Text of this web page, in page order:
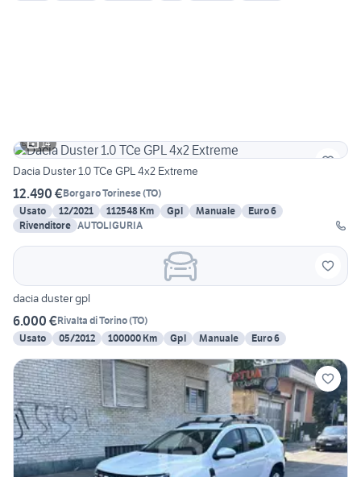
14
Dacia Duster 1.0 TCe GPL 4x2 Extreme
12.490 €Borgaro Torinese(TO)
Usato
12/2021 112548 Km Gpl Manuale
Euro 6
Rivenditore AUTOLIGURIA
dacia duster gpl
6.000 €Rivalta di Torino(TO)
Usato
05/2012 100000 Km Gpl Manuale Euro 6